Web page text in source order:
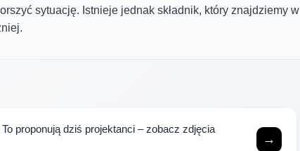
sytuację. Istnieje jednak składnik, który znajdziemy w
proponują dziś projektanci – zobacz zdjęcia
→